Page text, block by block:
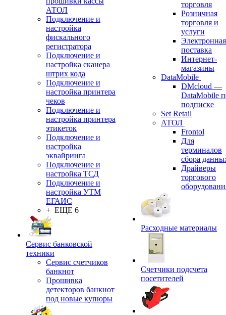
АТОЛ
Подключение и
настройка
фискального
регистратора
Подключение и
настройка сканера
штрих кода
Подключение и
настройка принтера
чеков
Подключение и
настройка принтера
этикеток
Подключение и
настройка
эквайринга
Подключение и
настройка ТСД
Подключение и
настройка УТМ
ЕГАИС
+ ЕЩЕ 6
Сервис банковской
техники
Сервис счетчиков
банкнот
Прошивка
детекторов банкнот
под новые купюры
торговля
Розничная
торговля и
услуги
Электронная
поставка
Интернет-
магазины
DataMobile
DMcloud —
DataMobile
подписке
Set Retail
АТОЛ
Frontol
Для
терминалов
сбора
Драйверы
торгового
Расходные материалы
Счетчики подсчета
посетителей